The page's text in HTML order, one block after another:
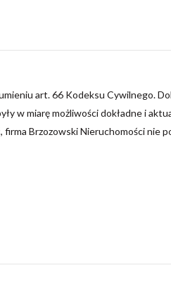
art. 66 Kodeksu Cywilnego.
w miarę możliwości dokładne i
Brzozowski Nieruchomości nie